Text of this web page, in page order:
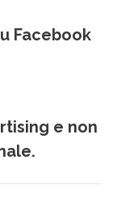
Facebook
e non